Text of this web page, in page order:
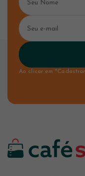
Ao clicar em